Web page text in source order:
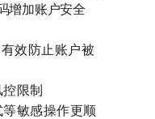
增加账户安全
效防止账户被
限制
敏感操作更顺